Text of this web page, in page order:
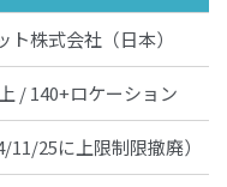
ト株式会社（日本）
/ 140+ロケーション
11/25に上限制限撤廃）